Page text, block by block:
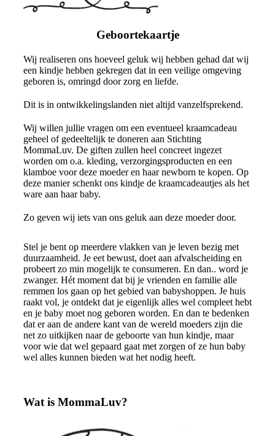
Geboortekaartje
Wij realiseren ons hoeveel geluk wij hebben gehad dat wij
een kindje hebben gekregen dat in een veilige omgeving
geboren is, omringd door zorg en liefde.
Dit is in ontwikkelingslanden niet altijd vanzelfsprekend.
Wij willen jullie vragen om een eventueel kraamcadeau
geheel of gedeeltelijk te doneren aan Stichting
MommaLuv. De giften zullen heel concreet ingezet
worden om o.a. kleding, verzorgingsproducten en een
klamboe voor deze moeder en haar newborn te kopen. Op
deze manier schenkt ons kindje de kraamcadeautjes als het
ware aan haar baby.
Zo geven wij iets van ons geluk aan deze moeder door.
Stel je bent op meerdere vlakken van je leven bezig met
duurzaamheid. Je eet bewust, doet aan afvalscheiding en
probeert zo min mogelijk te consumeren. En dan.. word je
zwanger. Hét moment dat bij je vrienden en familie alle
remmen los gaan op het gebied van babyshoppen. Je huis
raakt vol, je ontdekt dat je eigenlijk alles wel compleet hebt
en je baby moet nog geboren worden. En dan te bedenken
dat er aan de andere kant van de wereld moeders zijn die
net zo uitkijken naar de geboorte van hun kindje, maar
voor wie dat wel gepaard gaat met zorgen of ze hun baby
wel alles kunnen bieden wat het nodig heeft.
Wat is MommaLuv?